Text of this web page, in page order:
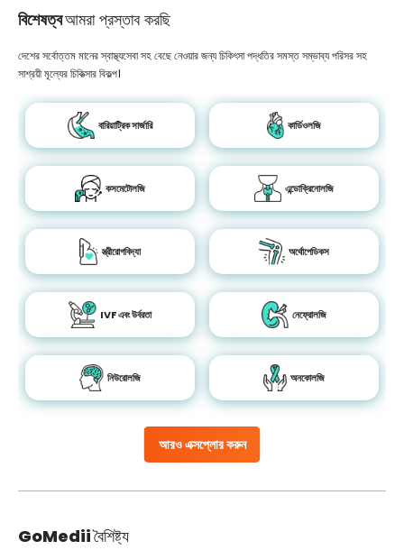
বিশেষত্বআমরা প্রস্তাব করছি
আরও এক্সপ্লোর করুন
দেশের সর্বোত্তম মানের স্বাস্থ্যসেবা সহ বেছে নেওয়ার জন্য চিকিৎসা পদ্ধতির সমস্ত সম্ভাব্য পরিসর সহ
সাশ্রয়ী মূল্যের চিকিত্সার বিকল্প।
বারিয়াট্রিক সার্জারি কার্ডিওলজি
কসমেটোলজি এন্ডোক্রিনোলজি
স্ত্রীরোগবিদ্যা অর্থোপেডিকস
IVF এবং উর্বরতা নেফ্রোলজি
নিউরোলজি অনকোলজি
GoMediiবৈশিষ্ট্য